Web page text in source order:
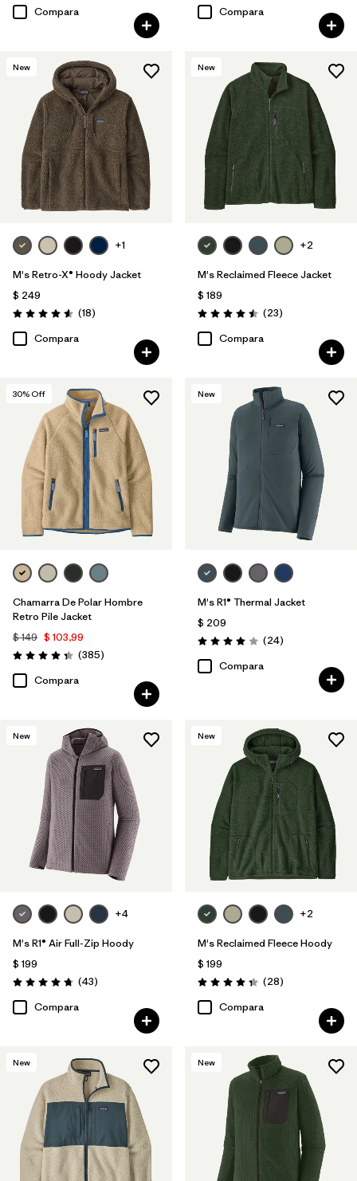
Compara
Compara
New
+1
M's Retro-X® Hoody Jacket
$ 249
Valoración: 4.6 / 5
(18Comentarios
)
Compara
New
+2
M's Reclaimed Fleece Jacket
$ 189
Valoración: 4.5 / 5
(23Comentarios
)
Compara
30% Off
Chamarra De Polar Hombre
Retro Pile Jacket
$ 149 $ 103,99
Valoración: 4.3 / 5
(385Comentarios
)
Compara
New
M's R1® Thermal Jacket
$ 209
Valoración: 4.0 / 5
(24Comentarios
)
Compara
New
+4
M's R1® Air Full-Zip Hoody
$ 199
Valoración: 4.7 / 5
(43Comentarios
)
Compara
New
+2
M's Reclaimed Fleece Hoody
$ 199
Valoración: 4.3 / 5
(28Comentarios
)
Compara
New New